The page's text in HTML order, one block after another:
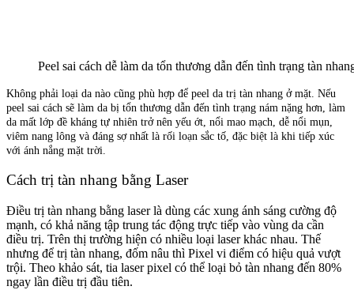
Peel sai cách dễ làm da tổn thương dẫn đến tình trạng tàn
Không phải loại da nào cũng phù hợp để peel da trị tàn nhang ở mặt. Nếu
peel sai cách sẽ làm da bị tổn thương dẫn đến tình trạng nám nặng hơn, làm
da mất lớp đề kháng tự nhiên trở nên yếu ớt, nổi mao mạch, dễ nổi mụn,
viêm nang lông và đáng sợ nhất là rối loạn sắc tố, đặc biệt là khi tiếp xúc
với ánh nắng mặt trời.
Cách trị tàn nhang bằng Laser
Điều trị tàn nhang bằng laser là dùng các xung ánh sáng cường độ
mạnh, có khả năng tập trung tác động trực tiếp vào vùng da cần
điều trị. Trên thị trường hiện có nhiều loại laser khác nhau. Thế
nhưng để trị tàn nhang, đốm nâu thì Pixel vi điểm có hiệu quả vượt
trội. Theo khảo sát, tia laser pixel có thể loại bỏ tàn nhang đến 80%
ngay lần điều trị đầu tiên.